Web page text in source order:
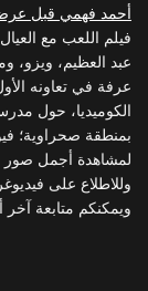
أحمد فهمي قبل
فيلم اللعب مع
عبد العظيم،
عرفة في تعاونه
الكوميديا، حول
بمنطقة صحراوية؛
لمشاهدة أجمل صور
وللاطلاع على
ويمكنكم متابعة آخر